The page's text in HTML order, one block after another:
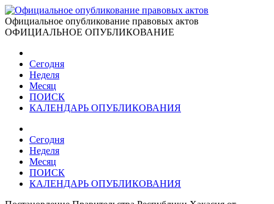
Официальное опубликование правовых актов
ОФИЦИАЛЬНОЕ ОПУБЛИКОВАНИЕ
Сегодня
Неделя
Месяц
ПОИСК
КАЛЕНДАРЬ ОПУБЛИКОВАНИЯ
Сегодня
Неделя
Месяц
ПОИСК
КАЛЕНДАРЬ ОПУБЛИКОВАНИЯ